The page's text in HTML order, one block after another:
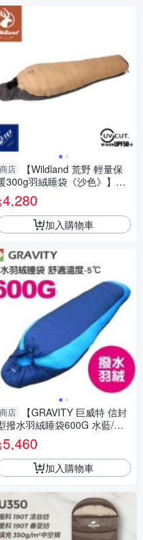
商店
【Wildland 荒野 輕量保
300g羽絨睡袋《沙色》】W5
003/登山/露營/露宿袋/保暖
4,280
加入購物車
商店
【GRAVITY 巨威特 信封
撥水羽絨睡袋600G 水藍/丈
青】 111601B/羽絨睡袋/露營
袋/睡袋
5,460
加入購物車